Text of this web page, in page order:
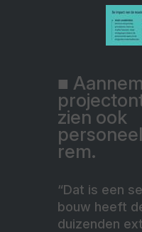
■
zien ook
rem.
“Dat is een
bouw heeft
duizenden